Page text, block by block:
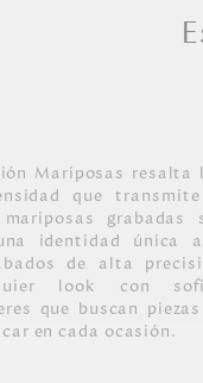
Mariposas resalta
que
grabadas
identidad única
de alta
look con
que buscan
en cada ocasión.